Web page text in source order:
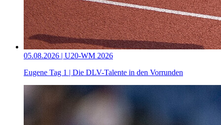
05.08.2026 | U20-WM 2026
Eugene Tag 1 | Die DLV-Talente in den Vorrunden